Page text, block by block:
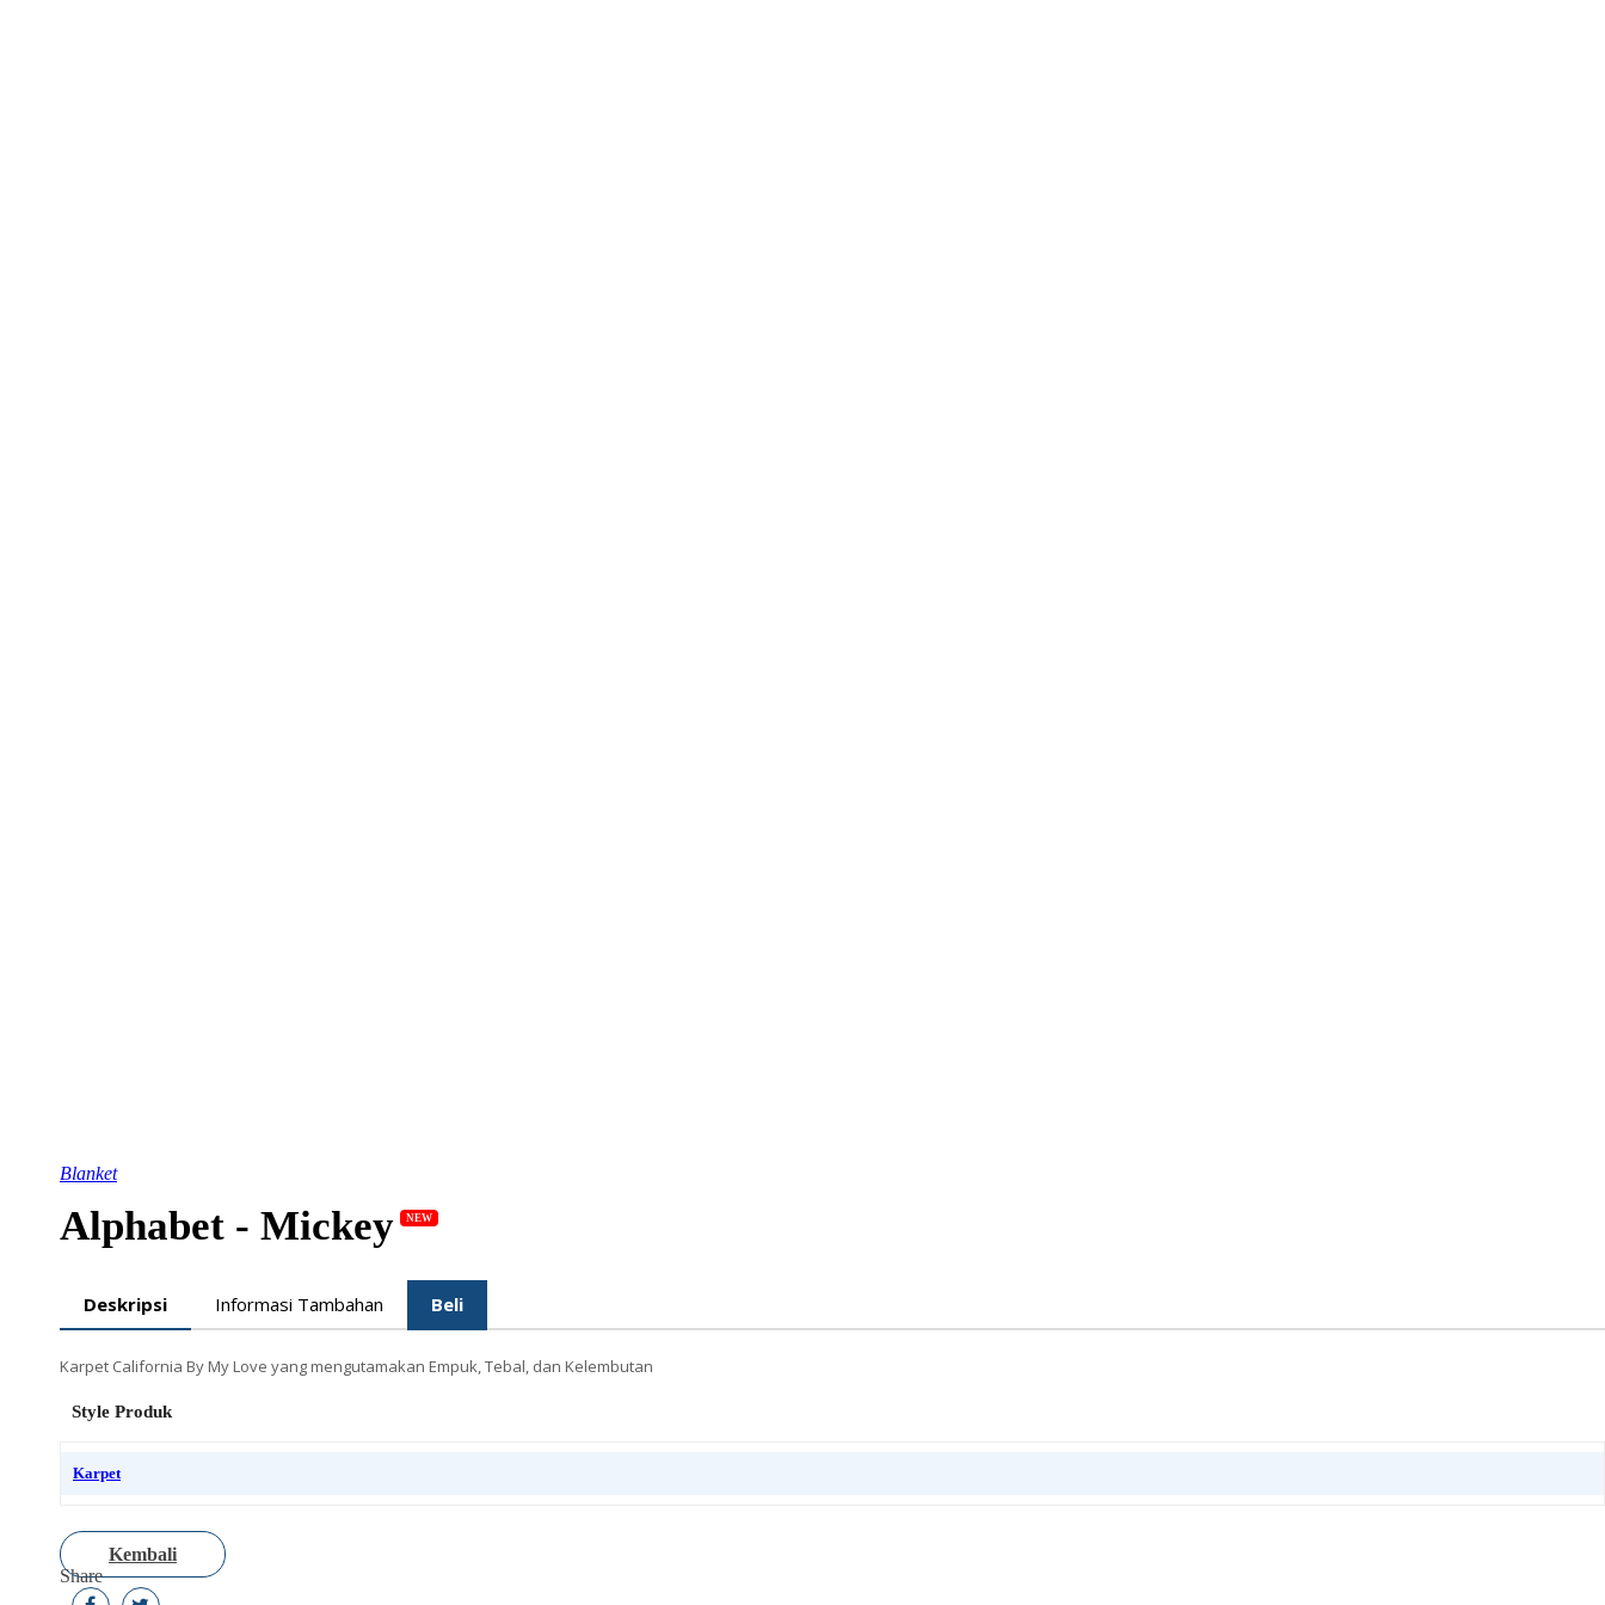
Blanket
Alphabet - Mickey NEW
Deskripsi Informasi Tambahan Beli
Karpet California By My Love yang mengutamakan Empuk, Tebal, dan Kelembutan
Style Produk
Karpet
Kembali
Share